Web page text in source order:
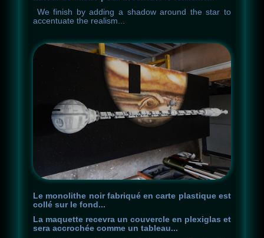
We finish by adding a shadow around the star to
accentuate the realism...
Le monolithe noir fabriqué en carte plastique est
collé sur le fond...
La maquette recevra un couvercle en plexiglas et
sera accrochée comme un tableau...